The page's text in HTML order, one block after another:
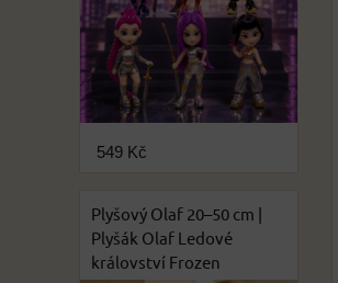
549 Kč
Plyšový Olaf 20–50 cm |
Plyšák Olaf Ledové
království Frozen